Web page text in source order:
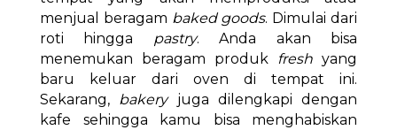
menjual beragam baked goods. Dimulai dari
roti hingga pastry. Anda akan bisa
menemukan beragam produk fresh yang
baru keluar dari oven di tempat ini.
Sekarang, bakeryjuga dilengkapi dengan
kafe sehingga kamu bisa menghabiskan